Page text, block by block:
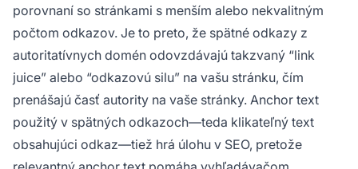
porovnaní so stránkami s menším alebo nekvalitným
počtom odkazov. Je to preto, že spätné odkazy z
autoritatívnych domén odovzdávajú takzvaný “link
juice” alebo “odkazovú silu” na vašu stránku, čím
prenášajú časť autority na vaše stránky. Anchor text
použitý v spätných odkazoch—teda klikateľný text
obsahujúci odkaz—tiež hrá úlohu v SEO, pretože